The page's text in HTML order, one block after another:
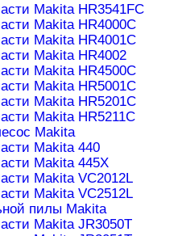
Makita HR3541FC
Makita HR4000C
Makita HR4001C
Makita HR4002
Makita HR4500C
Makita HR5001C
Makita HR5201C
Makita HR5211C
Makita
Makita 440
Makita 445X
Makita VC2012L
Makita VC2512L
пилы Makita
Makita JR3050T